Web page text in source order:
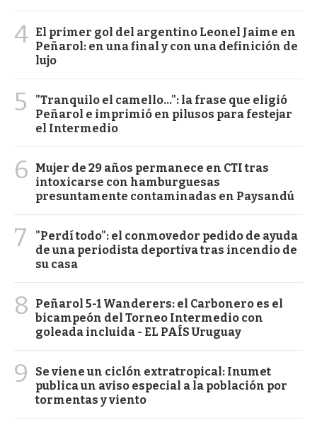
4 El primer gol del argentino Leonel Jaime en
Peñarol: en una final y con una definición de
lujo
5
"Tranquilo el camello...": la frase que eligió
Peñarol e imprimió en pilusos para festejar
el Intermedio
6
Mujer de 29 años permanece en CTI tras
intoxicarse con hamburguesas
presuntamente contaminadas en Paysandú
7
"Perdí todo": el conmovedor pedido de ayuda
de una periodista deportiva tras incendio de
su casa
8
Peñarol 5-1 Wanderers: el Carbonero es el
bicampeón del Torneo Intermedio con
goleada incluida - EL PAÍS Uruguay
9
Se viene un ciclón extratropical: Inumet
publica un aviso especial a la población por
tormentas y viento